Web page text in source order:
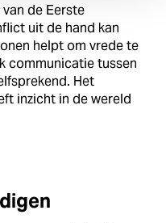
de Eerste
uit de hand kan
helpt om vrede te
communicatie tussen
Het
inzicht in de wereld